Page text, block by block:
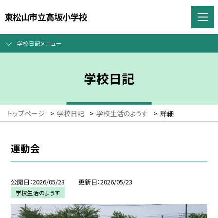
東松山市立高坂小学校
学校日記メニュー
学校日記
トップページ > 学校日記 > 学校生活のようす > 詳細
運動会
公開日 2026/05/23 更新日 2026/05/23
学校生活のようす